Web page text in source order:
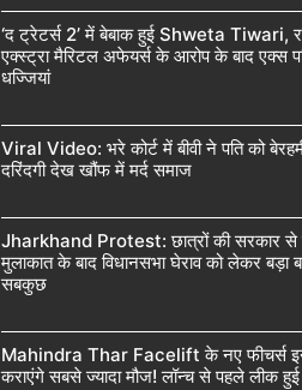
‘द ट्रेटर्स 2’ में बेबाक हुई Shweta Tiwari,
एक्स्ट्रा मैरिटल अफेयर्स के आरोप के बाद एक्स
धज्जियां
Viral Video: भरे कोर्ट में बीवी ने पति को
दरिंदगी देख खौंफ में मर्द समाज
Jharkhand Protest: छात्रों की सरकार से
मुलाकात के बाद विधानसभा घेराव को लेकर बड़ा
सबकुछ
Mahindra Thar Facelift के नए फीचर्स इन
कराएंगे सबसे ज्यादा मौज! लॉन्च से पहले लीक